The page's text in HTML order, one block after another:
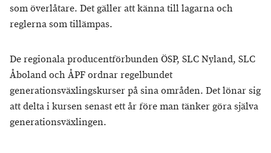
som överlåtare. Det gäller att känna till lagarna och
reglerna som tillämpas.
De regionala producentförbunden ÖSP, SLC Nyland, SLC
Åboland och ÅPF ordnar regelbundet
generationsväxlingskurser på sina områden. Det lönar sig
att delta i kursen senast ett år före man tänker göra själva
generationsväxlingen.